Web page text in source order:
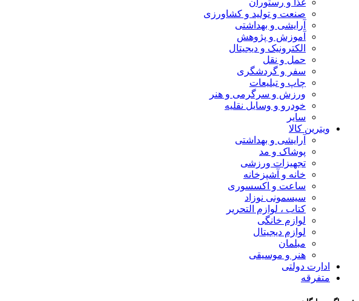
غذا و رستوران
صنعت و تولید و کشاورزی
آرایشی و بهداشتی
آموزش و پژوهش
الکترونیک و دیجیتال
حمل و نقل
سفر و گردشگری
چاپ و تبلیعات
ورزش و سرگرمی و هنر
خودرو و وسایل نقلیه
سایر
ویترین کالا
آرایشی و بهداشتی
پوشاک و مد
تجهیزات ورزشی
خانه و آشپزخانه
ساعت و اکسسوری
سیسمونی نوزاد
کتاب ، لوازم التحریر
لوازم خانگی
لوازم دیجیتال
مبلمان
هنر و موسیقی
ادارت دولتی
متفرقه